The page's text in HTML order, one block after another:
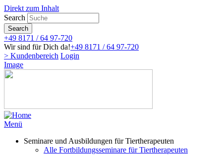
Direkt zum Inhalt
Search
Search
+49 8171 / 64 97-720
Wir sind für Dich da!+49 8171 / 64 97-720
> Kundenbereich Login
Image
Menü
Seminare und Ausbildungen für Tiertherapeuten
Alle Fortbildungsseminare für Tiertherapeuten